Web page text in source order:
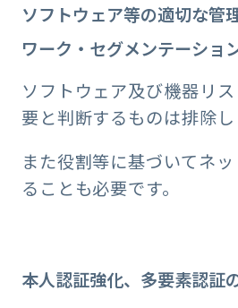
ソフトウェア等の適切な管
ワーク・セグメンテーショ
ソフトウェア及び機器リ
要と判断するものは排除し
また役割等に基づいてネ
ることも必要です。
本人認証強化、多要素認証